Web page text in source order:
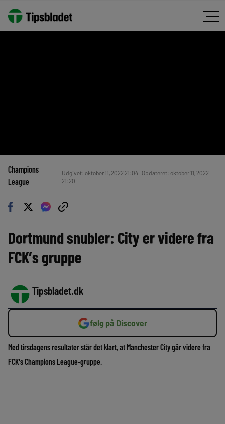
Champions
League
Udgivet: oktober 11, 2022 21:04 | Opdateret: oktober 11, 2022
21:20
Dortmund snubler: City er videre fra
FCK’s gruppe
Tipsbladet.dk
følg på Discover
Med tirsdagens resultater står det klart, at Manchester City går videre fra
FCK's Champions League-gruppe.